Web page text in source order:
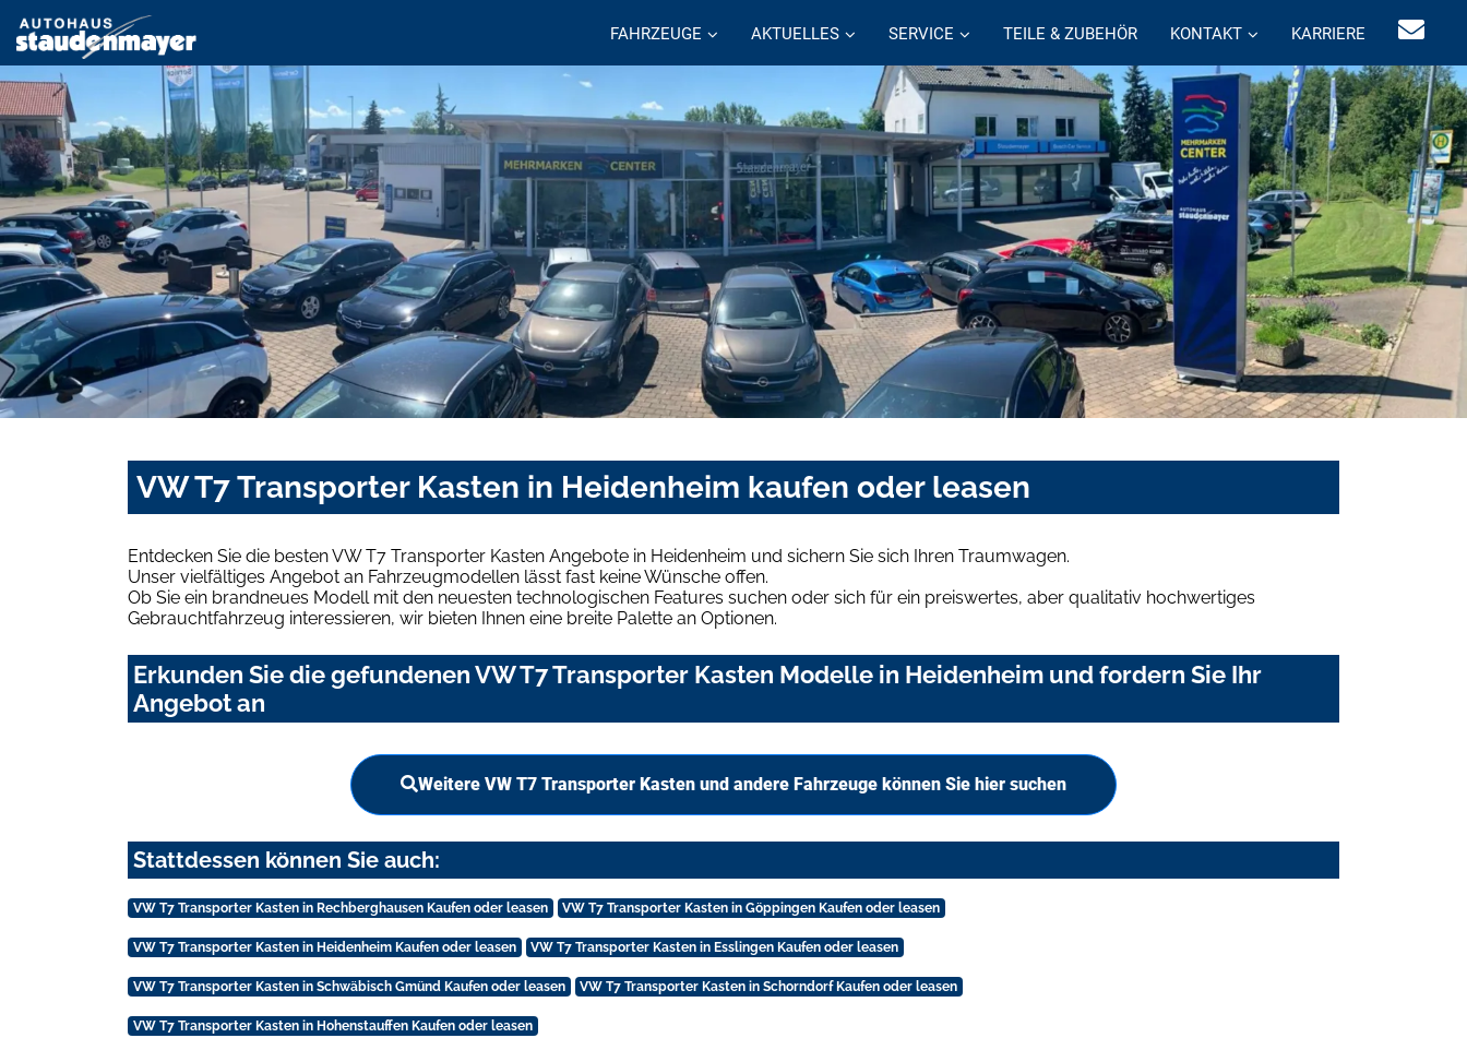
FAHRZEUGE AKTUELLES SERVICE TEILE & ZUBEHÖR KONTAKT KARRIERE
VW T7 Transporter Kasten in Heidenheim kaufen oder leasen
Entdecken Sie die besten VW T7 Transporter Kasten Angebote in Heidenheim und sichern Sie sich Ihren Traumwagen.
Unser vielfältiges Angebot an Fahrzeugmodellen lässt fast keine Wünsche offen.
Ob Sie ein brandneues Modell mit den neuesten technologischen Features suchen oder sich für ein preiswertes, aber qualitativ hochwertiges
Gebrauchtfahrzeug interessieren, wir bieten Ihnen eine breite Palette an Optionen.
Erkunden Sie die gefundenen VW T7 Transporter Kasten Modelle in Heidenheim und fordern Sie Ihr
Angebot an
Weitere VW T7 Transporter Kasten und andere Fahrzeuge können Sie hier suchen
Stattdessen können Sie auch:
VW T7 Transporter Kasten in Rechberghausen Kaufen oder leasen VW T7 Transporter Kasten in Göppingen Kaufen oder leasen
VW T7 Transporter Kasten in Heidenheim Kaufen oder leasen VW T7 Transporter Kasten in Esslingen Kaufen oder leasen
VW T7 Transporter Kasten in Schwäbisch Gmünd Kaufen oder leasen VW T7 Transporter Kasten in Schorndorf Kaufen oder leasen
VW T7 Transporter Kasten in Hohenstauffen Kaufen oder leasen